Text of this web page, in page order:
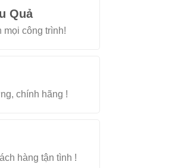
Quả
công trình!
chính hãng !
hàng tận tình !